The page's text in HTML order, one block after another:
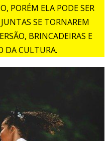
PORÉM ELA PODE SER
SE TORNAREM
BRINCADEIRAS E
DA CULTURA.